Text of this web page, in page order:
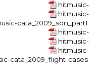
hitmusic-
hitmusic-
cata_2009_son_part1
hitmusic-
hitmusic-
hitmusic-
cata_2009_flight-cases